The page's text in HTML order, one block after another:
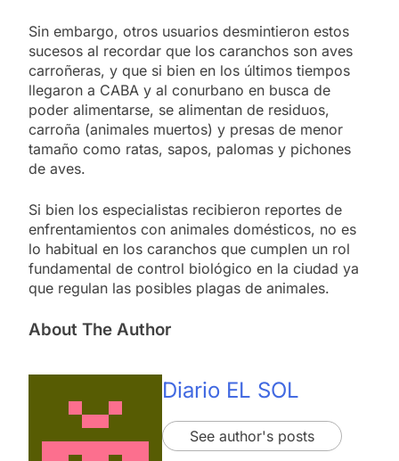
Sin embargo, otros usuarios desmintieron estos
sucesos al recordar que los caranchos son aves
carroñeras, y que si bien en los últimos tiempos
llegaron a CABA y al conurbano en busca de
poder alimentarse, se alimentan de residuos,
carroña (animales muertos) y presas de menor
tamaño como ratas, sapos, palomas y pichones
de aves.
Si bien los especialistas recibieron reportes de
enfrentamientos con animales domésticos, no es
lo habitual en los caranchos que cumplen un rol
fundamental de control biológico en la ciudad ya
que regulan las posibles plagas de animales.
About The Author
Diario EL SOL
See author's posts